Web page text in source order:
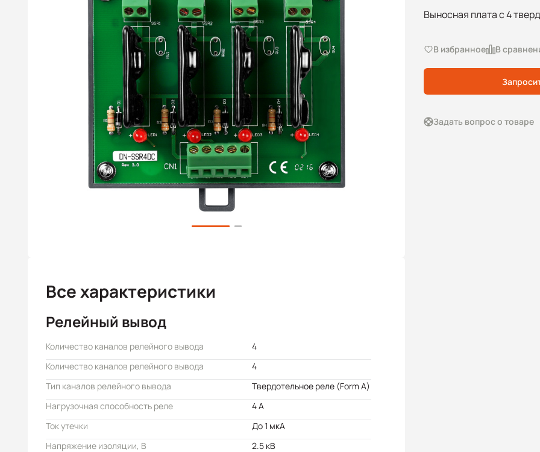
Выносная плата с 4
В избранное В
Задать вопрос о товаре
Все характеристики
Релейный вывод
Количество каналов релейного вывода
4
Количество каналов релейного вывода
4
Тип каналов релейного вывода
Твердотельное реле (Form A)
Нагрузочная способность реле
4 А
Ток утечки
До 1 мкА
Напряжение изоляции, В
2.5 кВ